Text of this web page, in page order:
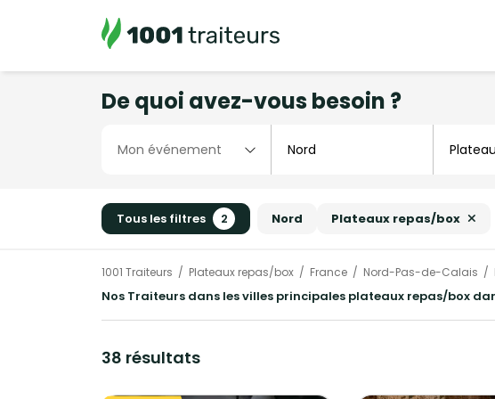
De quoi avez-vous besoin ?
Tous les filtres 2 Nord Plateaux repas/box
1001 Traiteurs Plateaux repas/box France Nord-Pas-de-Calais
Nos Traiteurs dans les villes principales plateaux repas/box
38 résultats